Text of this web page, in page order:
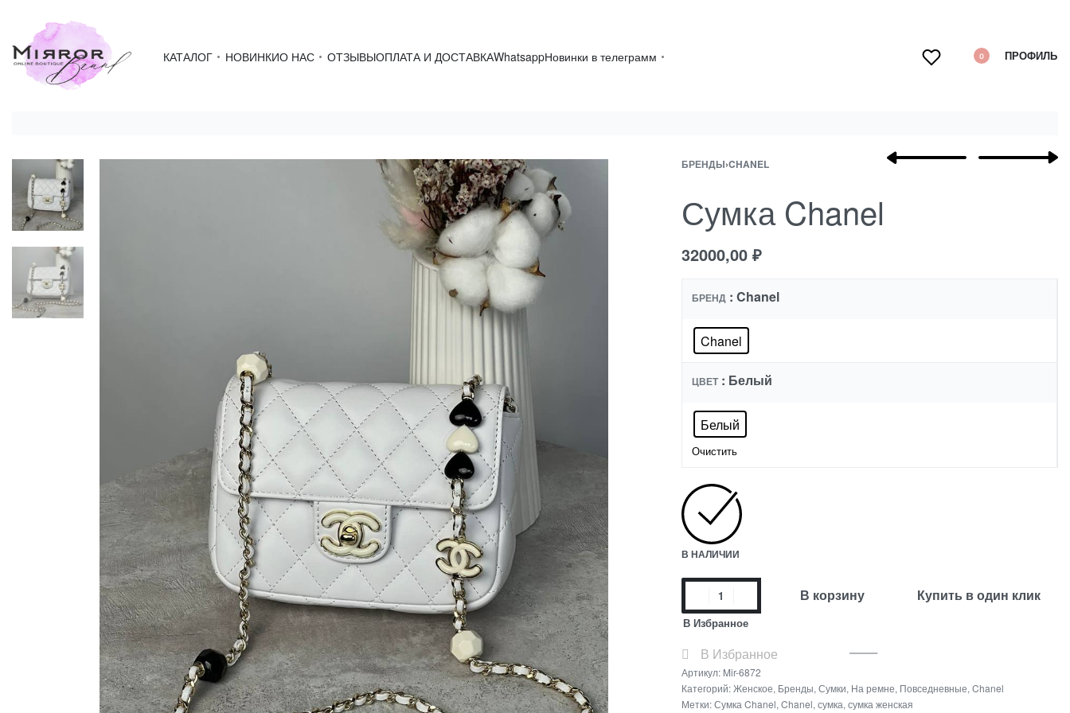
КАТАЛОГ НОВИНКИО НАС ОТЗЫВЫОПЛАТА И ДОСТАВКАWhatsappНовинки в телеграмм 0 ПРОФИЛЬ
БРЕНДЫ›CHANEL
Сумка Chanel
32000,00 ₽
БРЕНД : Chanel
Chanel
ЦВЕТ : Белый
Белый
Очистить
В НАЛИЧИИ
В корзину Купить в один клик
В Избранное
В Избранное
Артикул: Mir-6872
Категорий:Женское, Бренды, Сумки, На ремне, Повседневные, Chanel
Метки:Сумка Chanel, Chanel, сумка, сумка женская